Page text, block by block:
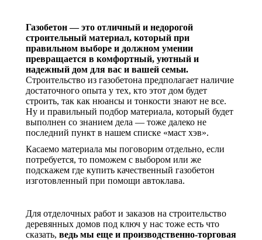
Газобетон — это отличный и недорогой
строительный материал, который при
правильном выборе и должном умении
превращается в комфортный, уютный и
надежный дом для вас и вашей семьи.
Строительство из газобетона предполагает наличие
достаточного опыта у тех, кто этот дом будет
строить, так как нюансы и тонкости знают не все.
Ну и правильный подбор материала, который будет
выполнен со знанием дела — тоже далеко не
последний пункт в нашем списке «маст хэв».
Касаемо материала мы поговорим отдельно, если
потребуется, то поможем с выбором или же
подскажем где купить качественный газобетон
изготовленный при помощи автоклава.
Для отделочных работ и заказов на строительство
деревянных домов под ключ у нас тоже есть что
сказать, ведь мы еще и производственно-торговая